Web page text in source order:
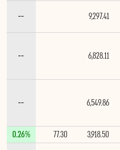
9,297.41
--
6,828.11
--
6,549.86
--
3,918.50
77.30
0.26%